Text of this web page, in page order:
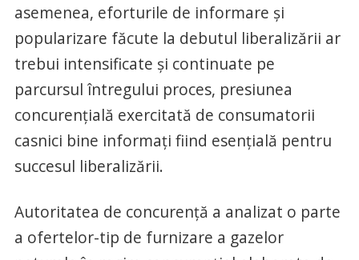
asemenea, eforturile de informare şi
popularizare făcute la debutul liberalizării ar
trebui intensificate şi continuate pe
parcursul întregului proces, presiunea
concurenţială exercitată de consumatorii
casnici bine informaţi fiind esenţială pentru
succesul liberalizării.
Autoritatea de concurenţă a analizat o parte
a ofertelor-tip de furnizare a gazelor